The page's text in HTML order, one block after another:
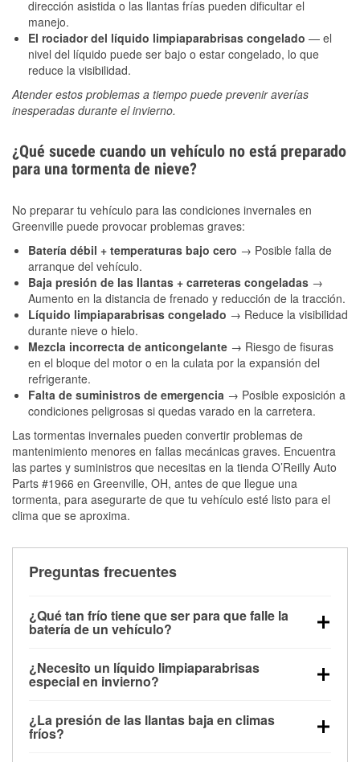
dirección asistida o las llantas frías pueden dificultar el
manejo.
El rociador del líquido limpiaparabrisas congelado — el
nivel del líquido puede ser bajo o estar congelado, lo que
reduce la visibilidad.
Atender estos problemas a tiempo puede prevenir averías
inesperadas durante el invierno.
¿Qué sucede cuando un vehículo no está preparado
para una tormenta de nieve?
No preparar tu vehículo para las condiciones invernales en
Greenville puede provocar problemas graves:
Batería débil + temperaturas bajo cero → Posible falla de
arranque del vehículo.
Baja presión de las llantas + carreteras congeladas →
Aumento en la distancia de frenado y reducción de la tracción.
Líquido limpiaparabrisas congelado → Reduce la visibilidad
durante nieve o hielo.
Mezcla incorrecta de anticongelante → Riesgo de fisuras
en el bloque del motor o en la culata por la expansión del
refrigerante.
Falta de suministros de emergencia → Posible exposición a
condiciones peligrosas si quedas varado en la carretera.
Las tormentas invernales pueden convertir problemas de
mantenimiento menores en fallas mecánicas graves. Encuentra
las partes y suministros que necesitas en la tienda O’Reilly Auto
Parts #1966 en Greenville, OH, antes de que llegue una
tormenta, para asegurarte de que tu vehículo esté listo para el
clima que se aproxima.
Preguntas frecuentes
¿Qué tan frío tiene que ser para que falle la
batería de un vehículo?
debajo de los 32 °F y puede perder hasta la mitad de
su potencia de arranque cerca de los 0 °F, lo que
arranque.
¿Necesito un líquido limpiaparabrisas
especial en invierno?
la congelación y ayuda a disolver la sal y la nieve
derretida en la carretera para mejorar la visibilidad.
¿La presión de las llantas baja en climas
fríos?